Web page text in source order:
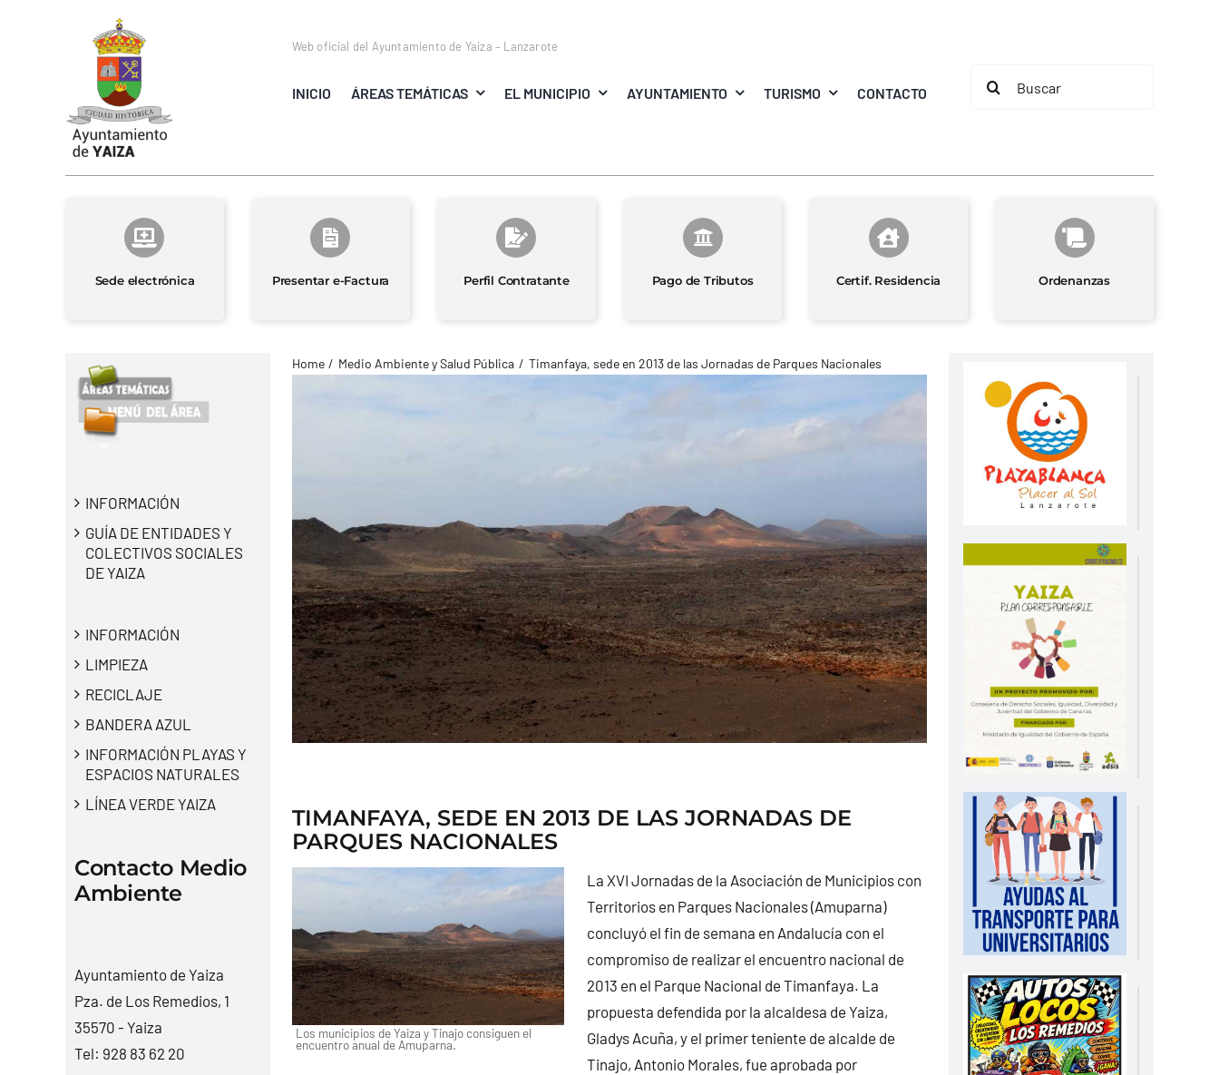
Web oficial del Ayuntamiento de Yaiza – Lanzarote
INICIO ÁREAS TEMÁTICAS EL MUNICIPIO AYUNTAMIENTO TURISMO CONTACTO
Buscar:
Sede electrónica Presentar e-Factura Perfil Contratante Pago de Tributos Certif. Residencia Ordenanzas
INFORMACIÓN
GUÍA DE ENTIDADES Y
COLECTIVOS SOCIALES
DE YAIZA
INFORMACIÓN
LIMPIEZA
RECICLAJE
BANDERA AZUL
INFORMACIÓN PLAYAS Y
ESPACIOS NATURALES
LÍNEA VERDE YAIZA
Contacto Medio
Ambiente
Ayuntamiento de Yaiza
Pza. de Los Remedios, 1
35570 - Yaiza
Tel: 928 83 62 20
Home Medio Ambiente y Salud Pública Timanfaya, sede en 2013 de las Jornadas de Parques Nacionales
TIMANFAYA, SEDE EN 2013 DE LAS JORNADAS DE
PARQUES NACIONALES
Los municipios de Yaiza y Tinajo consiguen el
encuentro anual de Amuparna.
La XVI Jornadas de la Asociación de Municipios con
Territorios en Parques Nacionales (Amuparna)
concluyó el fin de semana en Andalucía con el
compromiso de realizar el encuentro nacional de
2013 en el Parque Nacional de Timanfaya. La
propuesta defendida por la alcaldesa de Yaiza,
Gladys Acuña, y el primer teniente de alcalde de
Tinajo, Antonio Morales, fue aprobada por